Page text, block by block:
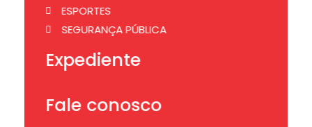
ESPORTES
SEGURANÇA PÚBLICA
Expediente
Fale conosco